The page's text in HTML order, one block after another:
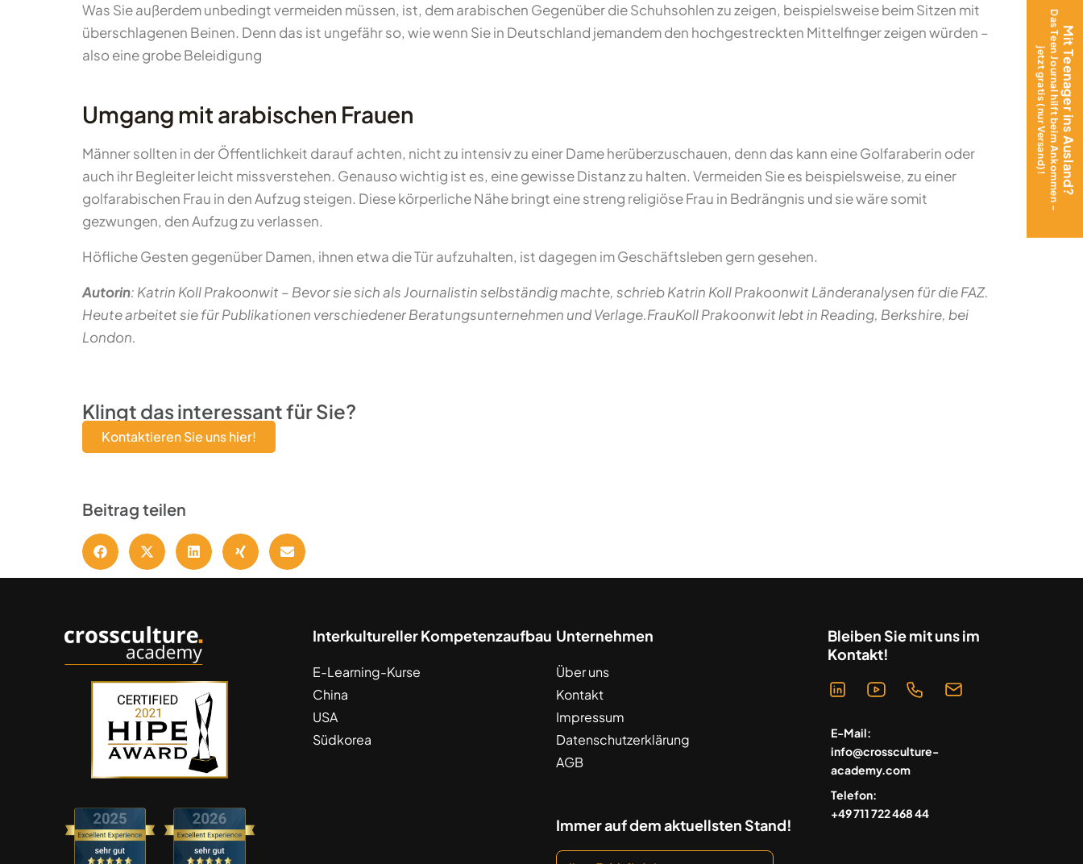
Was Sie außerdem unbedingt vermeiden müssen, ist, dem arabischen Gegenüber die Schuhsohlen zu zeigen, beispielsweise beim Sitzen mit
überschlagenen Beinen. Denn das ist ungefähr so, wie wenn Sie in Deutschland jemandem den hochgestreckten Mittelfinger zeigen würden –
also eine grobe Beleidigung
Umgang mit arabischen Frauen
Männer sollten in der Öffentlichkeit darauf achten, nicht zu intensiv zu einer Dame herüberzuschauen, denn das kann eine Golfaraberin oder
auch ihr Begleiter leicht missverstehen. Genauso wichtig ist es, eine gewisse Distanz zu halten. Vermeiden Sie es beispielsweise, zu einer
golfarabischen Frau in den Aufzug steigen. Diese körperliche Nähe bringt eine streng religiöse Frau in Bedrängnis und sie wäre somit
gezwungen, den Aufzug zu verlassen.
Höfliche Gesten gegenüber Damen, ihnen etwa die Tür aufzuhalten, ist dagegen im Geschäftsleben gern gesehen.
Autorin: Katrin Koll Prakoonwit – Bevor sie sich als Journalistin selbständig machte, schrieb Katrin Koll Prakoonwit Länderanalysen für die FAZ.
Heute arbeitet sie für Publikationen verschiedener Beratungsunternehmen und Verlage.FrauKoll Prakoonwit lebt in Reading, Berkshire, bei
London.
Klingt das interessant für Sie?
Kontaktieren Sie uns hier!
Beitrag teilen
Mit Teenager ins Ausland?
Das Teen Journal hilft beim Ankommen –
jetzt gratis (nur Versand)!
Interkultureller Kompetenzaufbau
E-Learning-Kurse
China
USA
Südkorea
Unternehmen
Über uns
Kontakt
Impressum
Datenschutzerklärung
AGB
Immer auf dem aktuellsten Stand!
Bleiben Sie mit uns im
Kontakt!
E-Mail:
info@crossculture-
academy.com
Telefon:
+49 711 722 468 44